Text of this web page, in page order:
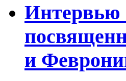
Интервью
и